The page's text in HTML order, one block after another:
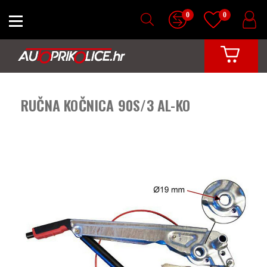
0 0
RUČNA KOČNICA 90S/3 AL-KO